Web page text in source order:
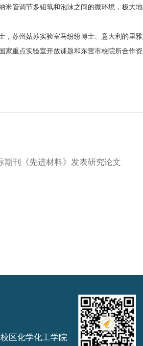
米管调节多钼氧和泡沫之间的微环境，极大
苏州姑苏实验室马纷纷博士、意大利的里
家重点实验室开放课题和东营市校院所合作
期刊《先进材料》发表研究论文
区化学化工学院